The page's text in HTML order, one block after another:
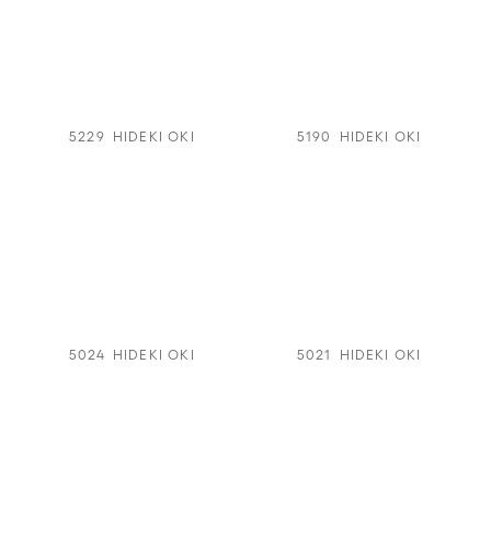
5229 HIDEKI OKI 5190 HIDEKI OKI
5024 HIDEKI OKI 5021 HIDEKI OKI